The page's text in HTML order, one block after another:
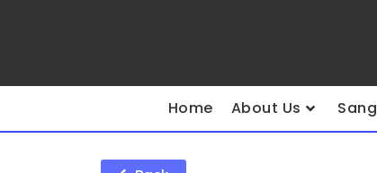
Home About Us